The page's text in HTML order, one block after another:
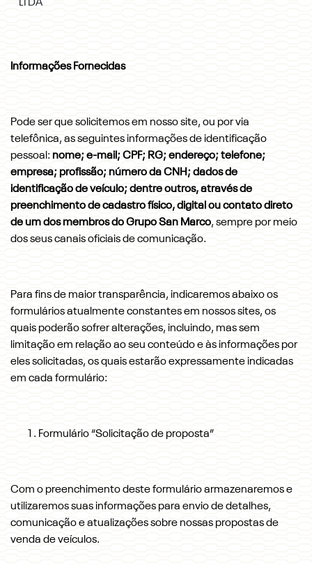
LTDA
Informações Fornecidas
Pode ser que solicitemos em nosso site, ou por via
telefônica, as seguintes informações de identificação
pessoal: nome; e-mail; CPF; RG; endereço; telefone;
empresa; profissão; número da CNH; dados de
identificação de veículo; dentre outros, através de
preenchimento de cadastro físico, digital ou contato direto
de um dos membros do Grupo San Marco, sempre por meio
dos seus canais oficiais de comunicação.
Para fins de maior transparência, indicaremos abaixo os
formulários atualmente constantes em nossos sites, os
quais poderão sofrer alterações, incluindo, mas sem
limitação em relação ao seu conteúdo e às informações por
eles solicitadas, os quais estarão expressamente indicadas
em cada formulário:
Formulário “Solicitação de proposta”
Com o preenchimento deste formulário armazenaremos e
utilizaremos suas informações para envio de detalhes,
comunicação e atualizações sobre nossas propostas de
venda de veículos.